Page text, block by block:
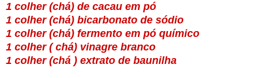
1 colher (chá) de cacau em pó
1 colher (chá) bicarbonato de sódio
1 colher (chá) fermento em pó químico
1 colher ( chá) vinagre branco
1 colher (chá ) extrato de baunilha